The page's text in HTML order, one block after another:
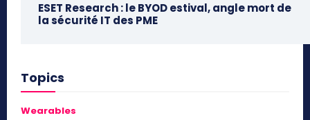
ESET Research : le BYOD estival, angle mort de
la sécurité IT des PME
Topics
Wearables